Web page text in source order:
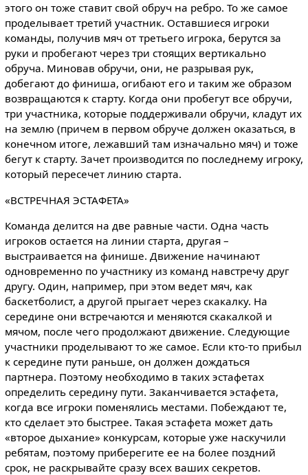
этого он тоже ставит свой обруч на ребро. То же самое
проделывает третий участник. Оставшиеся игроки
команды, получив мяч от третьего игрока, берутся за
руки и пробегают через три стоящих вертикально
обруча. Миновав обручи, они, не разрывая рук,
добегают до финиша, огибают его и таким же образом
возвращаются к старту. Когда они пробегут все обручи,
три участника, которые поддерживали обручи, кладут их
на землю (причем в первом обруче должен оказаться, в
конечном итоге, лежавший там изначально мяч) и тоже
бегут к старту. Зачет производится по последнему игроку,
который пересечет линию старта.
«ВСТРЕЧНАЯ ЭСТАФЕТА»
Команда делится на две равные части. Одна часть
игроков остается на линии старта, другая –
выстраивается на финише. Движение начинают
одновременно по участнику из команд навстречу друг
другу. Один, например, при этом ведет мяч, как
баскетболист, а другой прыгает через скакалку. На
середине они встречаются и меняются скакалкой и
мячом, после чего продолжают движение. Следующие
участники проделывают то же самое. Если кто-то прибыл
к середине пути раньше, он должен дождаться
партнера. Поэтому необходимо в таких эстафетах
определить середину пути. Заканчивается эстафета,
когда все игроки поменялись местами. Побеждают те,
кто сделает это быстрее. Такая эстафета может дать
«второе дыхание» конкурсам, которые уже наскучили
ребятам, поэтому приберегите ее на более поздний
срок, не раскрывайте сразу всех ваших секретов.